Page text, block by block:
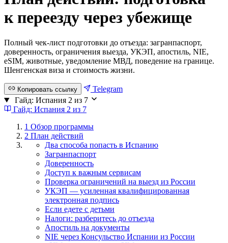
к переезду через убежище
Полный чек-лист подготовки до отъезда: загранпаспорт,
доверенность, ограничения выезда, УКЭП, апостиль, NIE,
eSIM, животные, уведомление МВД, поведение на границе.
Шенгенская виза и стоимость жизни.
Копировать ссылку
Telegram
Гайд: Испания 2 из 7
Гайд: Испания 2 из 7
1 Обзор программы
2 План действий
Два способа попасть в Испанию
Загранпаспорт
Доверенность
Доступ к важным сервисам
Проверка ограничений на выезд из России
УКЭП — усиленная квалифицированная
электронная подпись
Если едете с детьми
Налоги: разберитесь до отъезда
Апостиль на документы
NIE через Консульство Испании из России